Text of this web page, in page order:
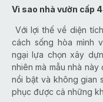
Vì sao nhà vườn cấp
Với lợi thế về diện
cách sống hòa mình
ngại lựa chọn xây
nhiên mà mẫu nhà
nổi bật và không gian
phục được cả những